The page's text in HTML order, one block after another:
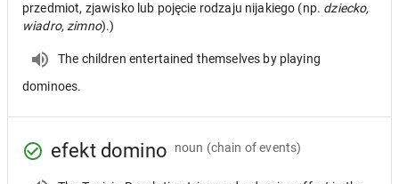
przedmiot, zjawisko lub pojęcie rodzaju nijakiego (np. dziecko,
wiadro, zimno).)
The children entertained themselves by playing
dominoes.
efekt domino noun (chain of events)